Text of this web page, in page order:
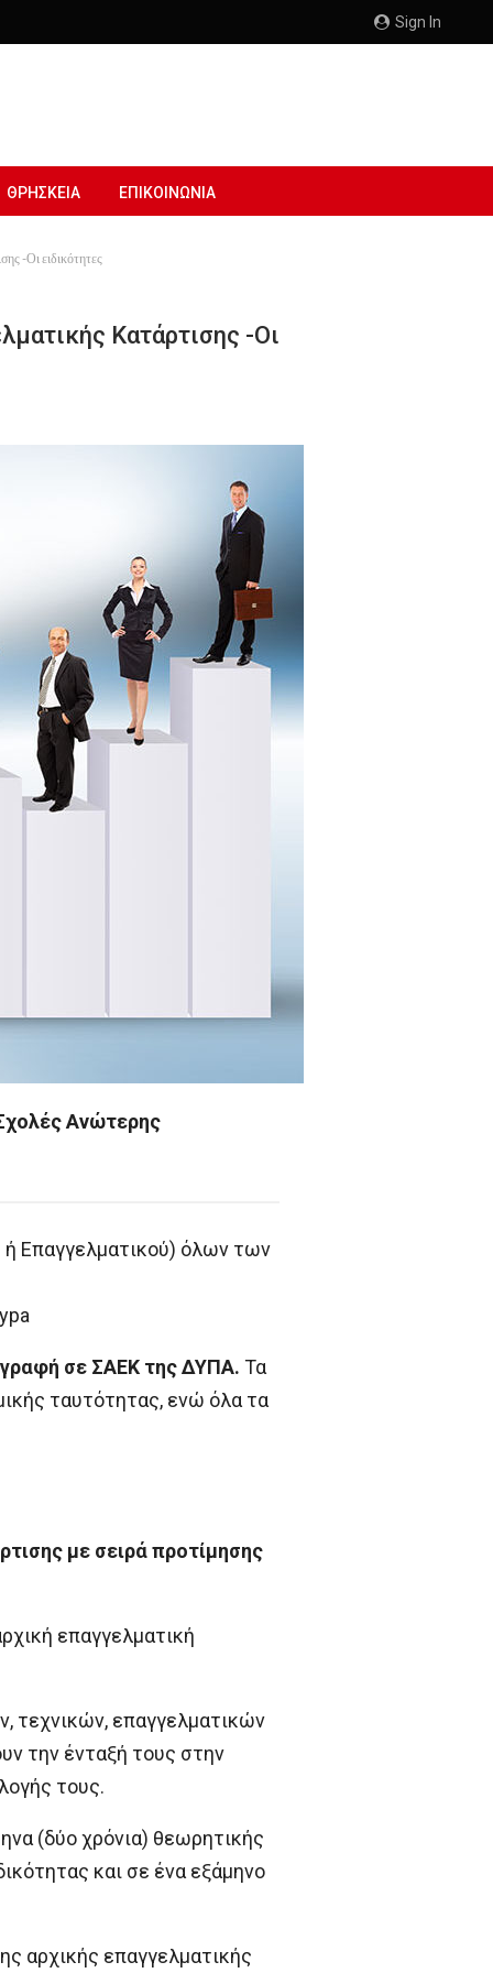
Sign In
ΘΡΗΣΚΕΙΑ ΕΠΙΚΟΙΝΩΝΙΑ
-Οι ειδικότητες
Κατάρτισης -Οι
Ανώτερης
ή Επαγγελματικού) όλων των
σε ΣΑΕΚ της ΔΥΠΑ. Τα
ταυτότητας, ενώ όλα τα
με σειρά προτίμησης
επαγγελματική
τεχνικών, επαγγελματικών
την ένταξή τους στην
τους.
(δύο χρόνια) θεωρητικής
και σε ένα εξάμηνο
αρχικής επαγγελματικής